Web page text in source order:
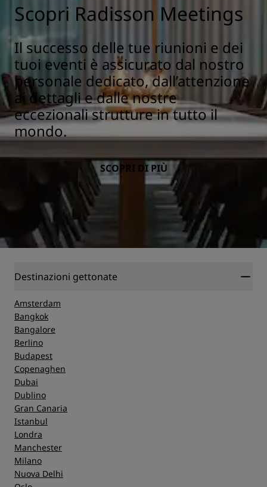
Scopri Radisson Meetings
Il successo delle tue riunioni e dei
tuoi eventi è assicurato dal nostro
personale dedicato, dall’attenzione
ai dettagli e dalle nostre
eccezionali strutture in tutto il
mondo.
SCOPRI DI PIÙ
Destinazioni gettonate
Amsterdam
Bangkok
Bangalore
Berlino
Budapest
Copenaghen
Dubai
Dublino
Gran Canaria
Istanbul
Londra
Manchester
Milano
Nuova Delhi